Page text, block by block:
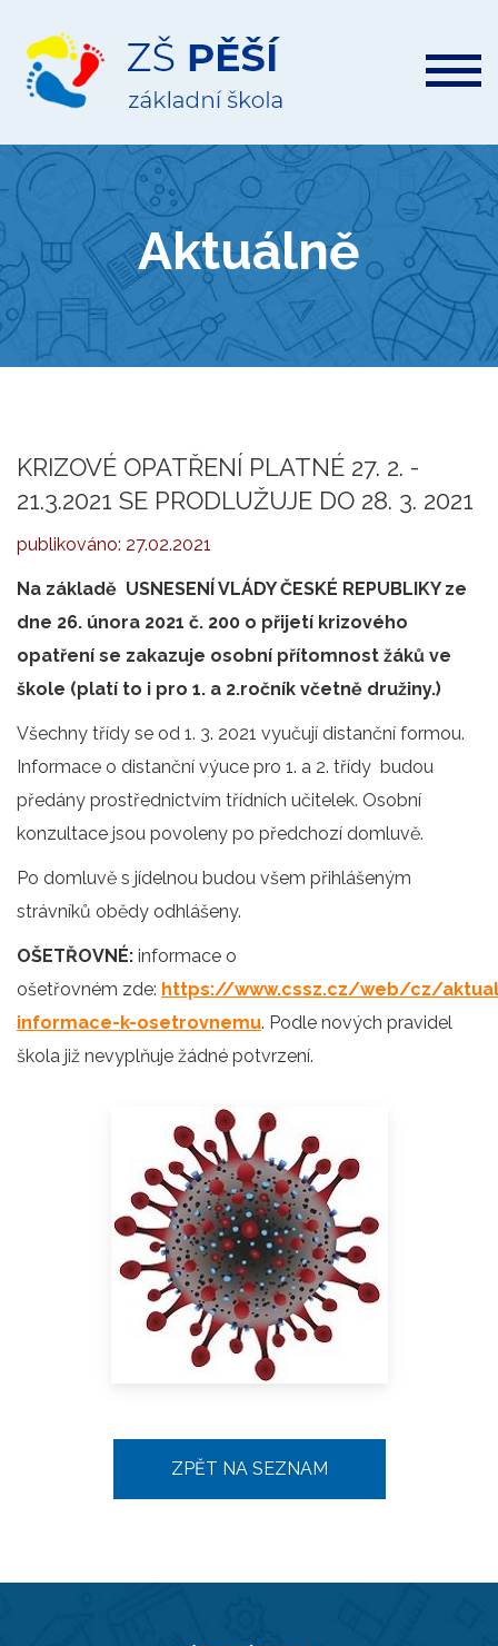
ZŠ
Pěší
Aktuálně
KRIZOVÉ OPATŘENÍ PLATNÉ 27. 2. -
21.3.2021 SE PRODLUŽUJE DO 28. 3. 2021
publikováno: 27.02.2021
Na základě USNESENÍ VLÁDY ČESKÉ REPUBLIKY ze
dne 26. února 2021 č. 200 o přijetí krizového
opatření se zakazuje osobní přítomnost žáků ve
škole (platí to i pro 1. a 2.ročník včetně družiny.)
Všechny třídy se od 1. 3. 2021 vyučují distanční formou.
Informace o distanční výuce pro 1. a 2. třídy budou
předány prostřednictvím třídních učitelek. Osobní
konzultace jsou povoleny po předchozí domluvě.
Po domluvě s jídelnou budou všem přihlášeným
strávníků obědy odhlášeny.
OŠETŘOVNÉ: informace o
ošetřovném zde: https://www.cssz.cz/web/cz/
informace-k-osetrovnemu. Podle nových pravidel
škola již nevyplňuje žádné potvrzení.
ZPĚT NA SEZNAM